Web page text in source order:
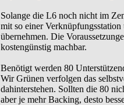
Solange die L6 noch nicht im
mit so einer
übernehmen. Die
kostengünstig machbar.
Benötigt werden 80
Wir Grünen verfolgen das
dahinterstehen. Sollten die 80
aber je mehr Backing, desto